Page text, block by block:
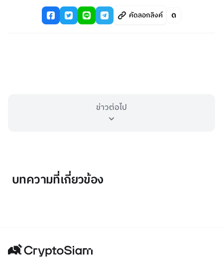
คัดลอกลิงค์
ข่าวต่อไป
บทความที่เกี่ยวข้อง